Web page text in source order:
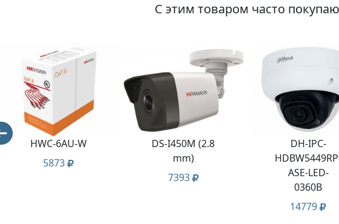
С этим товаром часто
HWC-6AU-W
5873
DS-I450M (2.8
mm)
7393
DH-IPC-
ASE-LED-
0360B
14779